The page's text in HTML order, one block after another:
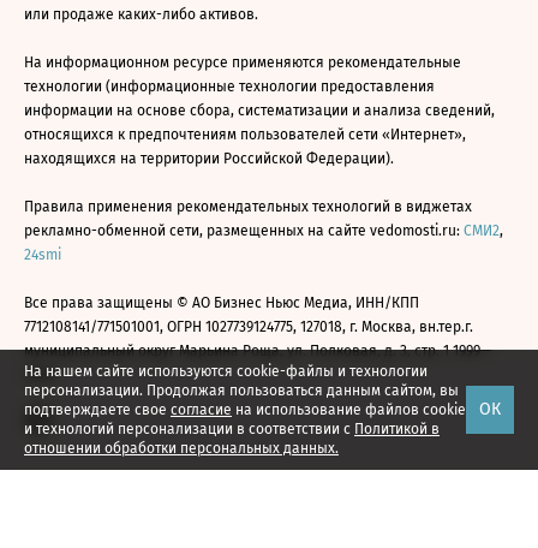
На нашем сайте используются cookie-файлы и технологии
персонализации. Продолжая пользоваться данным сайтом, вы
подтверждаете свое согласие на использование файлов cookie
и технологий персонализации в соответствии с Политикой в
отношении обработки персональных данных.
ОК
или продаже каких-либо активов.
На информационном ресурсе применяются рекомендательные
технологии (информационные технологии предоставления
информации на основе сбора, систематизации и анализа сведений,
относящихся к предпочтениям пользователей сети «Интернет»,
находящихся на территории Российской Федерации).
Правила применения рекомендательных технологий в виджетах
рекламно-обменной сети, размещенных на сайте vedomosti.ru: СМИ2,
24smi
Все права защищены © АО Бизнес Ньюс Медиа, ИНН/КПП
7712108141/771501001, ОГРН 1027739124775, 127018, г. Москва, вн.тер.г.
муниципальный округ Марьина Роща, ул. Полковая, д. 3, стр. 1 1999—
2026